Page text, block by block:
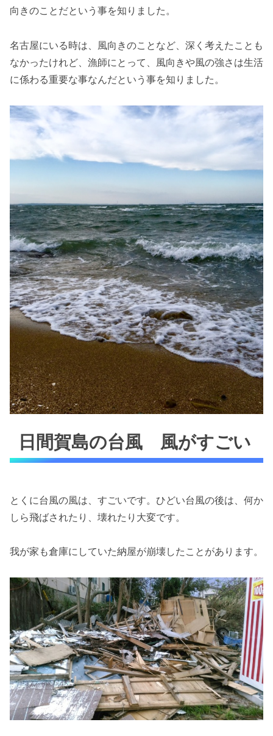
向きのことだという事を知りました。
名古屋にいる時は、風向きのことなど、深く考えたことも
なかったけれど、漁師にとって、風向きや風の強さは生活
に係わる重要な事なんだという事を知りました。
日間賀島の台風 風がすごい
とくに台風の風は、すごいです。ひどい台風の後は、何か
しら飛ばされたり、壊れたり大変です。
我が家も倉庫にしていた納屋が崩壊したことがあります。